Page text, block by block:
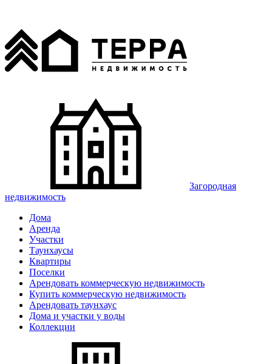
Загородная
недвижимость
Дома
Аренда
Участки
Таунхаусы
Квартиры
Поселки
Арендовать коммерческую недвижимость
Купить коммерческую недвижимость
Арендовать таунхаус
Дома и участки у воды
Коллекции